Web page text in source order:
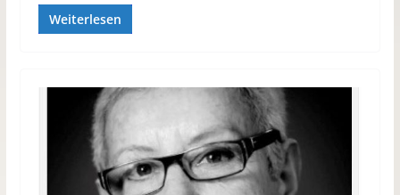
Weiterlesen